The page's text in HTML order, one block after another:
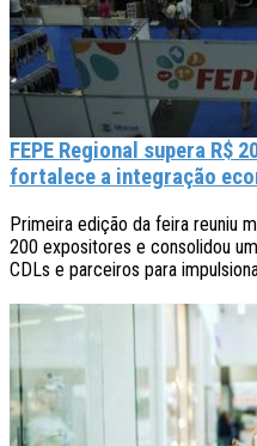
FEPE Regional supera R$
fortalece a integração
Primeira edição da feira reuniu
200 expositores e consolidou
CDLs e parceiros para